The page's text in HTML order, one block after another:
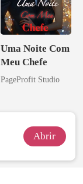
Uma Noite Com
Meu Chefe
PageProfit Studio
Abrir